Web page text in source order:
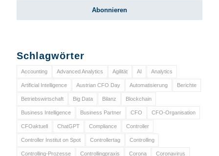
Schlagwörter
Accounting Advanced Analytics Agilität AI Analytics
Artificial Intelligence Austrian CFO Day Automatisierung Berichte
Betriebswirtschaft Big Data Bilanz Blockchain
Business Intelligence Business Partner CFO CFO-Organisation
CFOaktuell ChatGPT Compliance Controller
Controller Institut on Spot Controllertag Controlling
Controlling-Prozesse Controllingpraxis Corona Coronavirus